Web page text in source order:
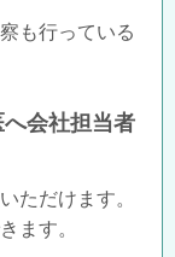
も行っている
会社担当者
ただけます。
ます。